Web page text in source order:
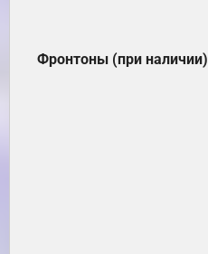
Фронтоны (при наличии)